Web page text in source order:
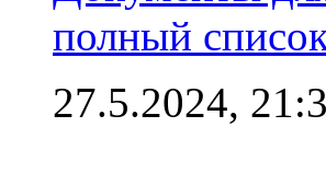
полный
27.5.2024,